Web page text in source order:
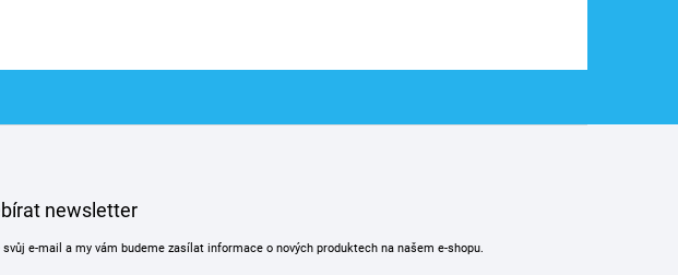
newsletter
svůj e-mail a my vám budeme zasílat informace o nových produktech na našem e-shopu.